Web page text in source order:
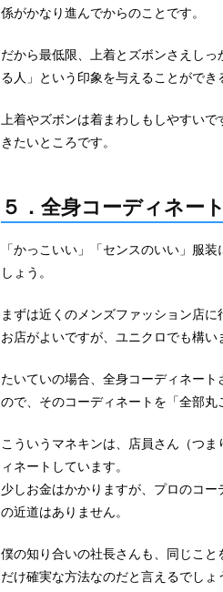
係がかなり進んでからのことです。
だから最低限、上着とズボンさえし
る人」という印象を与えることができ
上着やズボンは着まわしもしやすい
きたいところです。
５．全身コーディネー
「かっこいい」「センスのいい」服
しょう。
まずは近くのメンズファッション店
お店がよいですが、ユニクロでも構い
たいていの場合、全身コーディネー
ので、そのコーディネートを「全部丸
こういうマネキンは、店員さん（つ
ィネートしています。
少しお金はかかりますが、プロのコ
の近道はありません。
僕の知り合いの社長さんも、同じこ
だけ確実な方法なのだと言えるでしょ